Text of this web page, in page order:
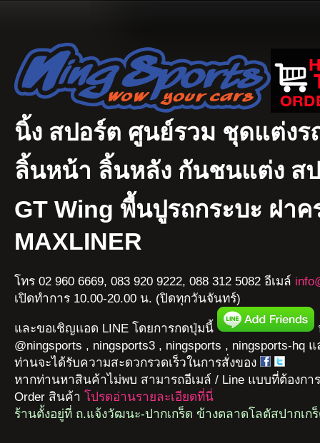
นิ้ง สปอร์ต ศูนย์รวม ชุดแต่งร
ลิ้นหน้า ลิ้นหลัง กันชนแต่ง สป
GT Wing พื้นปูรถกระบะ ฝาค
MAXLINER
โทร 02 960 6669, 083 920 9222, 088 312 5082 อีเมล์
เปิดทำการ 10.00-20.00 น. (ปิดทุกวันจันทร์)
และขอเชิญแอด LINE โดยการกดปุ่มนี้
@ningsports , ningsports3 , ningsports , ningsports-hq
ท่านจะได้รับความสะดวกรวดเร็วในการสั่งของ
หากท่านหาสินค้าไม่พบ สามารถอีเมล์ / Line แบบที่ต้องกา
Order สินค้า โปรดอ่านรายละเอียดที่นี่
ร้านตั้งอยู่ที่ ถ.แจ้งวัฒนะ-ปากเกร็ด ข้างตลาดโลตัสปากเก